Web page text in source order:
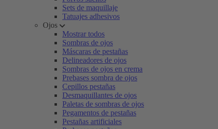
Sets de maquillaje
Tatuajes adhesivos
Ojos
Mostrar todos
Sombras de ojos
Máscaras de pestañas
Delineadores de ojos
Sombras de ojos en crema
Prebases sombra de ojos
Cepillos pestañas
Desmaquillantes de ojos
Paletas de sombras de ojos
Pegamentos de pestañas
Pestañas artificiales